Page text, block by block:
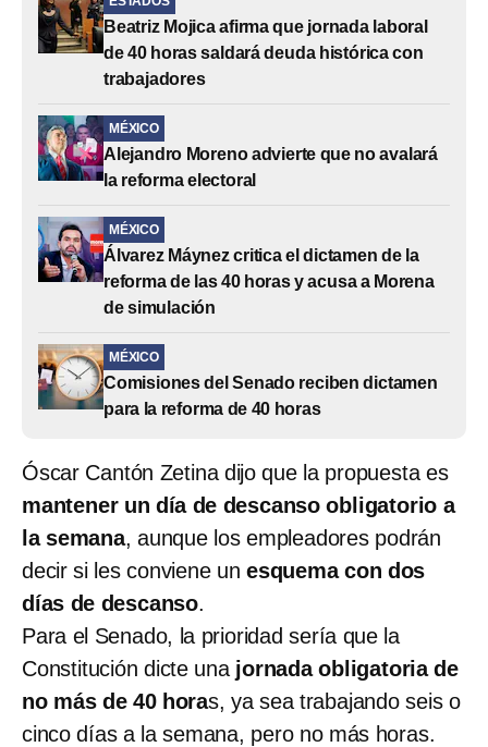
Beatriz Mojica afirma que jornada laboral
de 40 horas saldará deuda histórica con
trabajadores
MÉXICO
Alejandro Moreno advierte que no avalará
la reforma electoral
MÉXICO
Álvarez Máynez critica el dictamen de la
reforma de las 40 horas y acusa a Morena
de simulación
MÉXICO
Comisiones del Senado reciben dictamen
para la reforma de 40 horas
Óscar Cantón Zetina dijo que la propuesta es
mantener un día de descanso obligatorio a
la semana, aunque los empleadores podrán
decir si les conviene unesquema con dos
días de descanso.
Para el Senado, la prioridad sería que la
Constitución dicte una jornada obligatoria de
no más de 40 horas, ya sea trabajando seis o
cinco días a la semana, pero no más horas.